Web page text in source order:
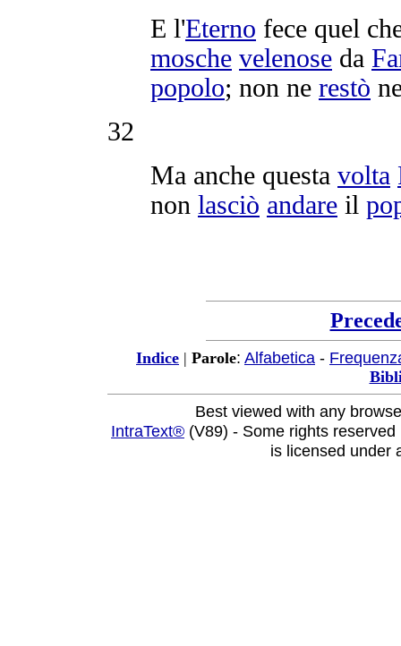
E l'Eterno fece quel
mosche velenose da
popolo; non ne restò
32
Ma anche questa volta
non lasciò andare il
Indice | Parole: Alfabetica -
Best viewed with any
IntraText® (V89) - Some rights
is licensed under